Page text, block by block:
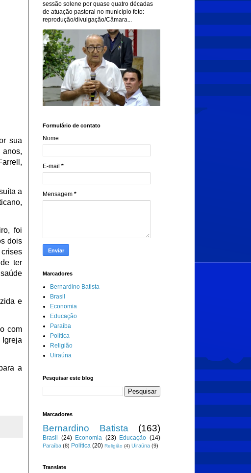
sua
a
foi
dois
ter
e
com
a
sessão solene por quase quatro décadas
de atuação pastoral no município foto:
reprodução/divulgação/Câmara...
Formulário de contato
Nome
E-mail *
Mensagem *
Marcadores
Bernardino Batista
Brasil
Economia
Educação
Paraíba
Política
Religião
Uiraúna
Pesquisar este blog
Marcadores
Bernardino Batista (163)
Brasil (24) Economia (23) Educação (14)
Paraíba (8) Política (20) Religião (4) Uiraúna (9)
Translate